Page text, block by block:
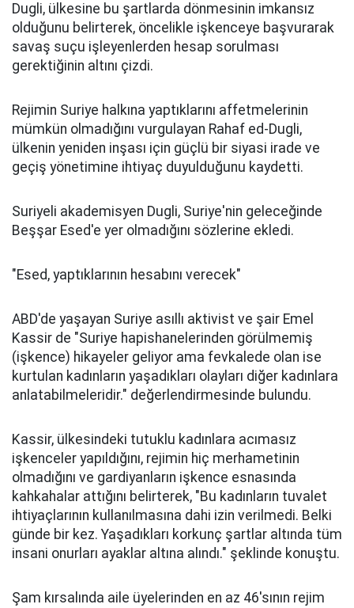
Dugli, ülkesine bu şartlarda dönmesinin imkansız
olduğunu belirterek, öncelikle işkenceye başvurarak
savaş suçu işleyenlerden hesap sorulması
gerektiğinin altını çizdi.
Rejimin Suriye halkına yaptıklarını affetmelerinin
mümkün olmadığını vurgulayan Rahaf ed-Dugli,
ülkenin yeniden inşası için güçlü bir siyasi irade ve
geçiş yönetimine ihtiyaç duyulduğunu kaydetti.
Suriyeli akademisyen Dugli, Suriye'nin geleceğinde
Beşşar Esed'e yer olmadığını sözlerine ekledi.
"Esed, yaptıklarının hesabını verecek"
ABD'de yaşayan Suriye asıllı aktivist ve şair Emel
Kassir de "Suriye hapishanelerinden görülmemiş
(işkence) hikayeler geliyor ama fevkalede olan ise
kurtulan kadınların yaşadıkları olayları diğer kadınlara
anlatabilmeleridir." değerlendirmesinde bulundu.
Kassir, ülkesindeki tutuklu kadınlara acımasız
işkenceler yapıldığını, rejimin hiç merhametinin
olmadığını ve gardiyanların işkence esnasında
kahkahalar attığını belirterek, "Bu kadınların tuvalet
ihtiyaçlarının kullanılmasına dahi izin verilmedi. Belki
günde bir kez. Yaşadıkları korkunç şartlar altında tüm
insani onurları ayaklar altına alındı." şeklinde konuştu.
Şam kırsalında aile üyelerinden en az 46'sının rejim